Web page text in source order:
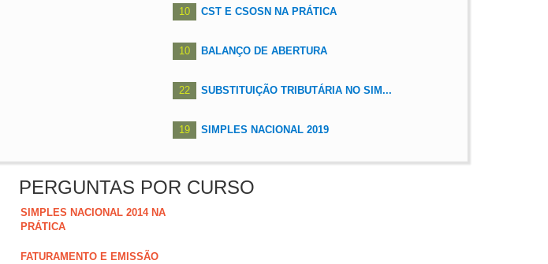
10 CST E CSOSN NA PRÁTICA
10 BALANÇO DE ABERTURA
22 SUBSTITUIÇÃO TRIBUTÁRIA NO SIM...
19 SIMPLES NACIONAL 2019
PERGUNTAS POR CURSO
SIMPLES NACIONAL 2014 NA
PRÁTICA
FATURAMENTO E EMISSÃO